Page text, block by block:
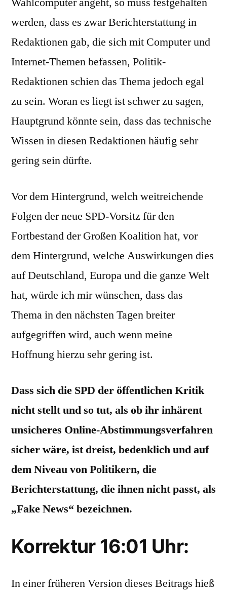
werden, dass es zwar Berichterstattung in
Redaktionen gab, die sich mit Computer und
Internet-Themen befassen, Politik-
Redaktionen schien das Thema jedoch egal
zu sein. Woran es liegt ist schwer zu sagen,
Hauptgrund könnte sein, dass das technische
Wissen in diesen Redaktionen häufig sehr
gering sein dürfte.
Vor dem Hintergrund, welch weitreichende
Folgen der neue SPD-Vorsitz für den
Fortbestand der Großen Koalition hat, vor
dem Hintergrund, welche Auswirkungen dies
auf Deutschland, Europa und die ganze Welt
hat, würde ich mir wünschen, dass das
Thema in den nächsten Tagen breiter
aufgegriffen wird, auch wenn meine
Hoffnung hierzu sehr gering ist.
Dass sich die SPD der öffentlichen Kritik
nicht stellt und so tut, als ob ihr inhärent
unsicheres Online-Abstimmungsverfahren
sicher wäre, ist dreist, bedenklich und auf
dem Niveau von Politikern, die
Berichterstattung, die ihnen nicht passt, als
„Fake News“ bezeichnen.
Korrektur 16:01 Uhr:
In einer früheren Version dieses Beitrags hieß